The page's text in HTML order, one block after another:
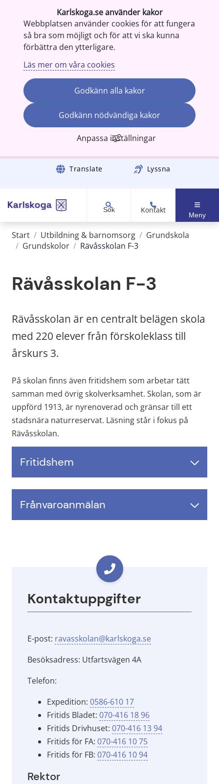
Karlskoga.se använder kakor
Webbplatsen använder cookies för att fungera
så bra som möjligt och för att vi ska kunna
förbättra den ytterligare.
Läs mer om våra cookies
Godkänn alla kakor
Godkänn nödvändiga kakor
Anpassa inställningar
Gå till innehåll Translate Lyssna
Sök Kontakt
Meny
Start / Utbildning & barnomsorg / Grundskola
/ Grundskolor / Rävåsskolan F-3
Rävåsskolan F-3
Rävåsskolan är en centralt belägen skola
med 220 elever från förskoleklass till
årskurs 3.
På skolan finns även fritidshem som arbetar tätt
samman med övrig skolverksamhet. Skolan, som är
uppförd 1913, är nyrenoverad och gränsar till ett
stadsnära naturreservat. Läsning står i fokus på
Rävåsskolan.
Fritidshem
Frånvaroanmälan
Kontaktuppgifter
E-post: ravasskolan@karlskoga.se
Besöksadress: Utfartsvägen 4A
Telefon:
Expedition: 0586-610 17
Fritids Bladet: 070-416 18 96
Fritids Drivhuset: 070-416 13 94
Fritids för FA: 070-416 10 75
Fritids för FB: 070-416 10 94
Rektor